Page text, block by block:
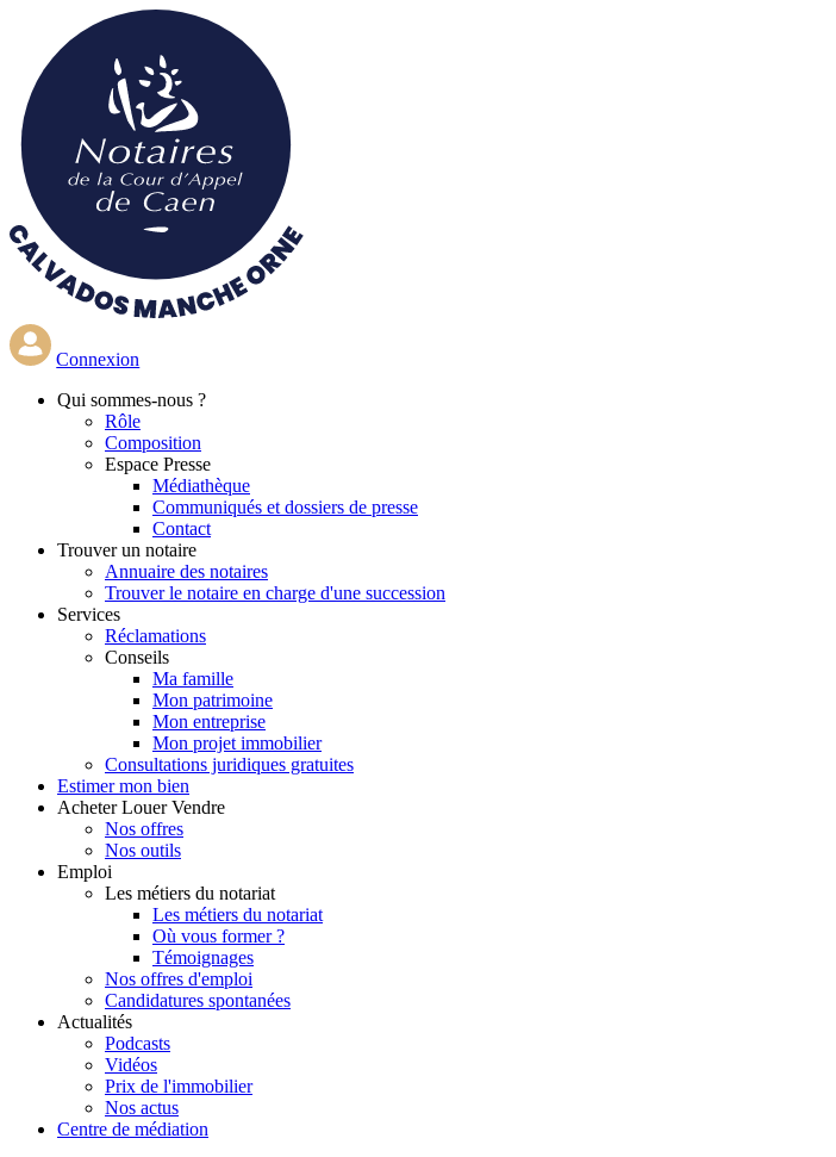
contenu
principal
Connexion
Qui sommes-nous ?
Rôle
Composition
Espace Presse
Médiathèque
Communiqués et dossiers de presse
Contact
Trouver un notaire
Annuaire des notaires
Trouver le notaire en charge d'une succession
Services
Réclamations
Conseils
Ma famille
Mon patrimoine
Mon entreprise
Mon projet immobilier
Consultations juridiques gratuites
Estimer mon bien
Acheter Louer Vendre
Nos offres
Nos outils
Emploi
Les métiers du notariat
Les métiers du notariat
Où vous former ?
Témoignages
Nos offres d'emploi
Candidatures spontanées
Actualités
Podcasts
Vidéos
Prix de l'immobilier
Nos actus
Centre de médiation